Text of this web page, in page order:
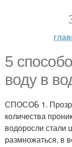
5
воду в
СПОСОБ 1.
количества
водоросли стали
размножаться, в